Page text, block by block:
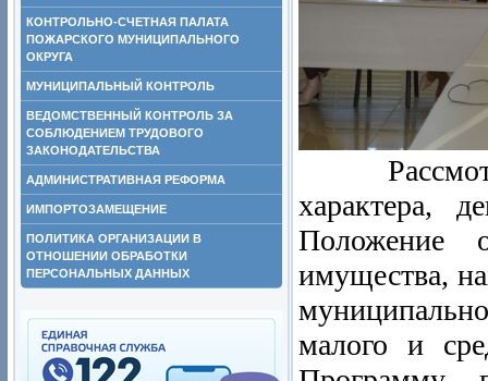
КОНТРОЛЬНО-СЧЕТНАЯ ПАЛАТА
ПОЖАРСКОГО МУНИЦИПАЛЬНОГО
ОКРУГА
МУНИЦИПАЛЬНЫЙ КОНТРОЛЬ
ВЕДОМСТВЕННЫЙ КОНТРОЛЬ ЗА
СОБЛЮДЕНИЕМ ТРУДОВОГО
ЗАКОНОДАТЕЛЬСТВА
АДМИНИСТРАТИВНАЯ РЕФОРМА
ИМПОРТОЗАМЕЩЕНИЕ
ПОЛИТИКА ОРГАНИЗАЦИИ В
ОТНОШЕНИИ ОБРАБОТКИ
ПЕРСОНАЛЬНЫХ ДАННЫХ
характера,
Положение
имущества,
малого и